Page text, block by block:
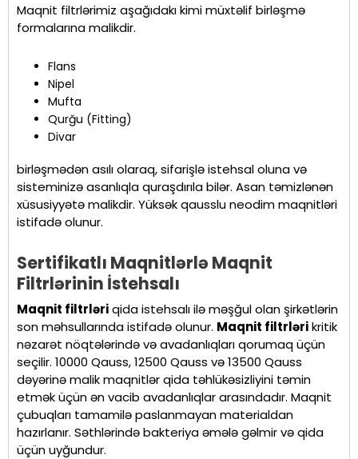
Maqnit filtrlərimiz aşağıdakı kimi müxtəlif birləşmə
formalarına malikdir.
Flans
Nipel
Mufta
Qurğu (Fitting)
Divar
birləşmədən asılı olaraq, sifarişlə istehsal oluna və
sisteminizə asanlıqla quraşdırıla bilər. Asan təmizlənən
xüsusiyyətə malikdir. Yüksək qausslu neodim maqnitləri
istifadə olunur.
Sertifikatlı Maqnitlərlə Maqnit
Filtrlərinin İstehsalı
Maqnit filtrləriqida istehsalı ilə məşğul olan şirkətlərin
son məhsullarında istifadə olunur. Maqnit filtrlərikritik
nəzarət nöqtələrində və avadanlıqları qorumaq üçün
seçilir. 10000 Qauss, 12500 Qauss və 13500 Qauss
dəyərinə malik maqnitlər qida təhlükəsizliyini təmin
etmək üçün ən vacib avadanlıqlar arasındadır. Maqnit
çubuqları tamamilə paslanmayan materialdan
hazırlanır. Səthlərində bakteriya əmələ gəlmir və qida
üçün uyğundur.